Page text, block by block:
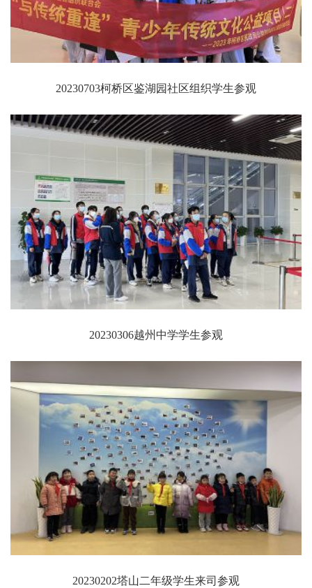
20230703柯桥区鉴湖园社区组织学生参观
20230306越州中学学生参观
20230202塔山二年级学生来司参观